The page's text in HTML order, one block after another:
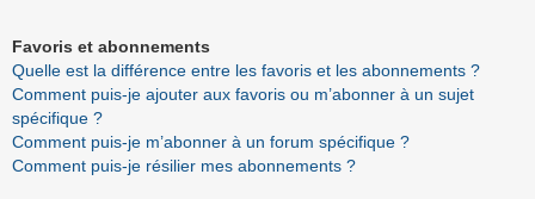
Favoris et abonnements
Quelle est la différence entre les favoris et les abonnements ?
Comment puis-je ajouter aux favoris ou m’abonner à un sujet
spécifique ?
Comment puis-je m’abonner à un forum spécifique ?
Comment puis-je résilier mes abonnements ?